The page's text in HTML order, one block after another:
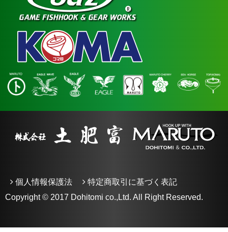
個人情報保護法
特定商取引に基づく表記
Copyright © 2017 Dohitomi co.,Ltd. All Right Reserved.